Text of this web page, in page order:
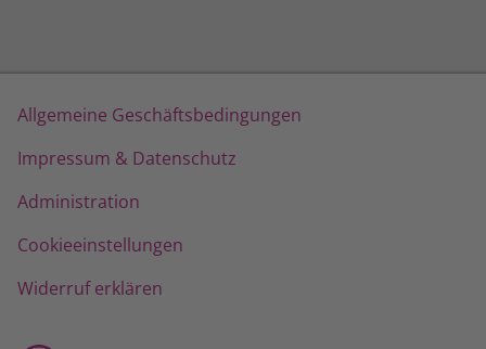
Allgemeine Geschäftsbedingungen
Impressum & Datenschutz
Administration
Cookieeinstellungen
Widerruf erklären